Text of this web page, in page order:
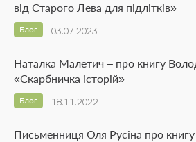
від Старого Лева для підлітків»
03.07.2023
Блог
Наталка Малетич – про книгу
«Скарбничка історій»
18.11.2022
Блог
Письменниця Оля Русіна про